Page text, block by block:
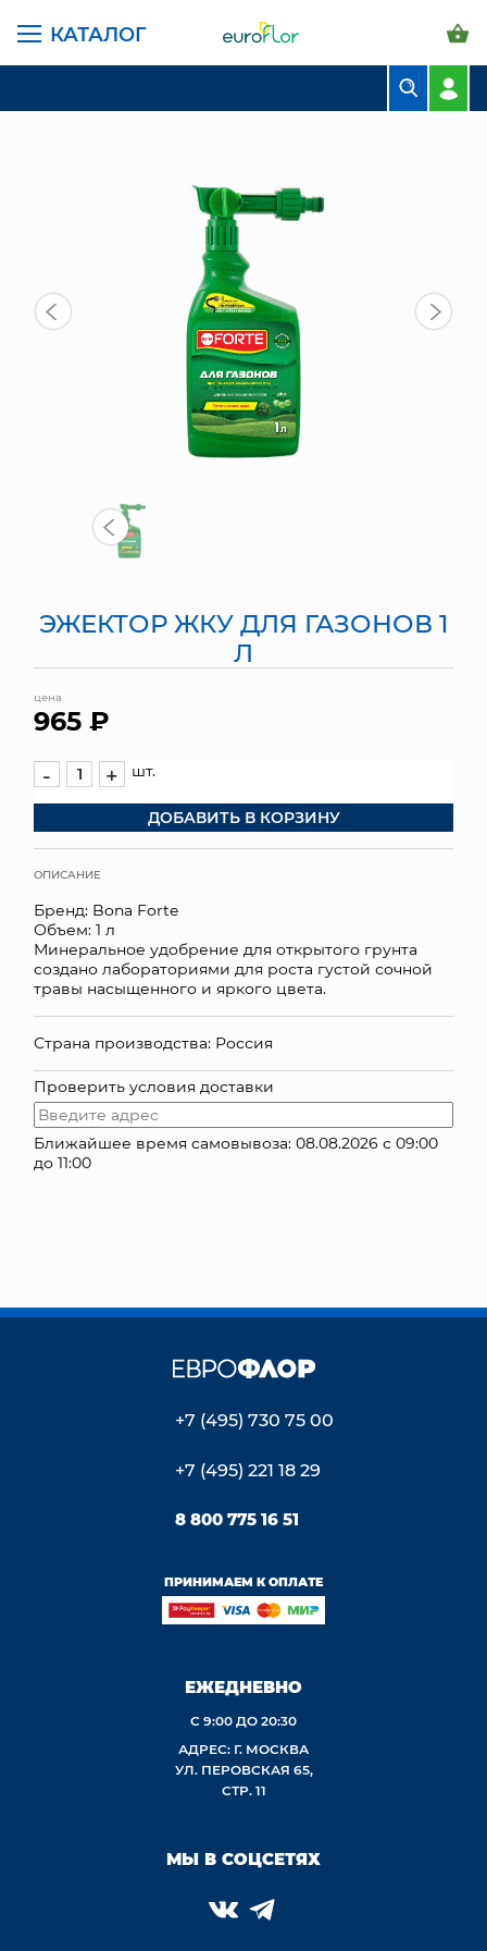
КАТАЛОГ
ЦВЕТЫ В ПАЧКАХ
СВАДЕБНАЯ ФЛОРИСТИКА
КОМНАТНЫЕ РАСТЕНИЯ
ГОРШКИ И КАШПО
ГРУНТЫ И УДОБРЕНИЯ
ПРЕДМЕТЫ ИНТЕРЬЕРА
ЯЩИКИ
СУНДУКИ
ПОДАРОЧНЫЕ КАРТЫ
ОПТОВЫМ КЛИЕНТАМ
ДОСТАВКА И ОПЛАТА
ГЛАВНАЯ СТРАНИЦА КАТАЛОГ
ГРУНТЫ И УДОБРЕНИЯ
ЭЖЕКТОР ЖКУ ДЛЯ ГАЗОНОВ 1
Л
цена
965 ₽
- + шт.
ДОБАВИТЬ В КОРЗИНУ
ОПИСАНИЕ
Бренд: Bona Forte
Объем: 1 л
Минеральное удобрение для открытого грунта
создано лабораториями для роста густой сочной
травы насыщенного и яркого цвета.
Страна производства: Россия
Проверить условия доставки
Ближайшее время самовывоза: 08.08.2026 с 09:00
до 11:00
+7 (495) 730 75 00
+7 (495) 221 18 29
8 800 775 16 51
ПРИНИМАЕМ К ОПЛАТЕ
ЕЖЕДНЕВНО
С 9:00 ДО 20:30
АДРЕС: Г. МОСКВА
УЛ. ПЕРОВСКАЯ 65,
СТР. 11
МЫ В СОЦСЕТЯХ